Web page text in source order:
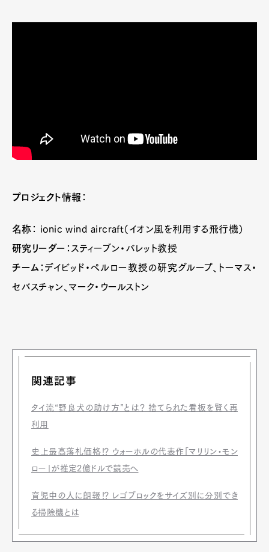
Pen international
プロジェクト情報 ：
名称 ： ionic wind aircraft（イオン風を利用する飛行機）
研究リーダー ：スティーブン・バレット教授
チーム ：デイビッド・ペルロー教授の研究グループ、トーマス・
セバスチャン、マーク・ウールストン
関連記事
タイ流“野良犬の助け方”とは？ 捨てられた看板を賢く再
利用
史上最高落札価格⁉ ウォーホルの代表作「マリリン・モン
ロー」が推定2億ドルで競売へ
育児中の人に朗報⁉ レゴブロックをサイズ別に分別でき
る掃除機とは